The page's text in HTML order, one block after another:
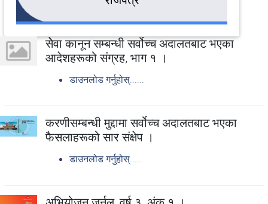
सेेवा कानून सम्बन्धी सर्वोच्च अदालतबाट भएका
आदेशहरूको संग्रह, भाग १ ।
डाउनलोड गर्नुहोस्......
करणीसम्बन्धी मुद्दामा सर्वोच्च अदालतबाट भएका
फैसलाहरूको सार संक्षेप ।
डाउनलोड गर्नुहोस्.....